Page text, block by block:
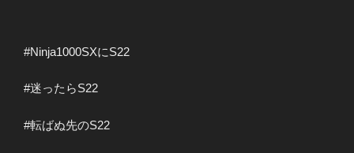
#Ninja1000SXにS22
#迷ったらS22
#転ばぬ先のS22